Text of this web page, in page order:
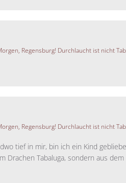
Regensburg! Durchlaucht ist nicht
Regensburg! Durchlaucht ist nicht
tief in mir, bin ich ein Kind
Drachen Tabaluga, sondern aus